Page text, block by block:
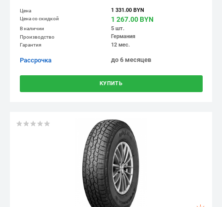
Цена 1 331.00 BYN
Цена со скидкой 1 267.00 BYN
В наличии 5 шт.
Производство Германия
Гарантия 12 мес.
Рассрочка до 6 месяцев
КУПИТЬ